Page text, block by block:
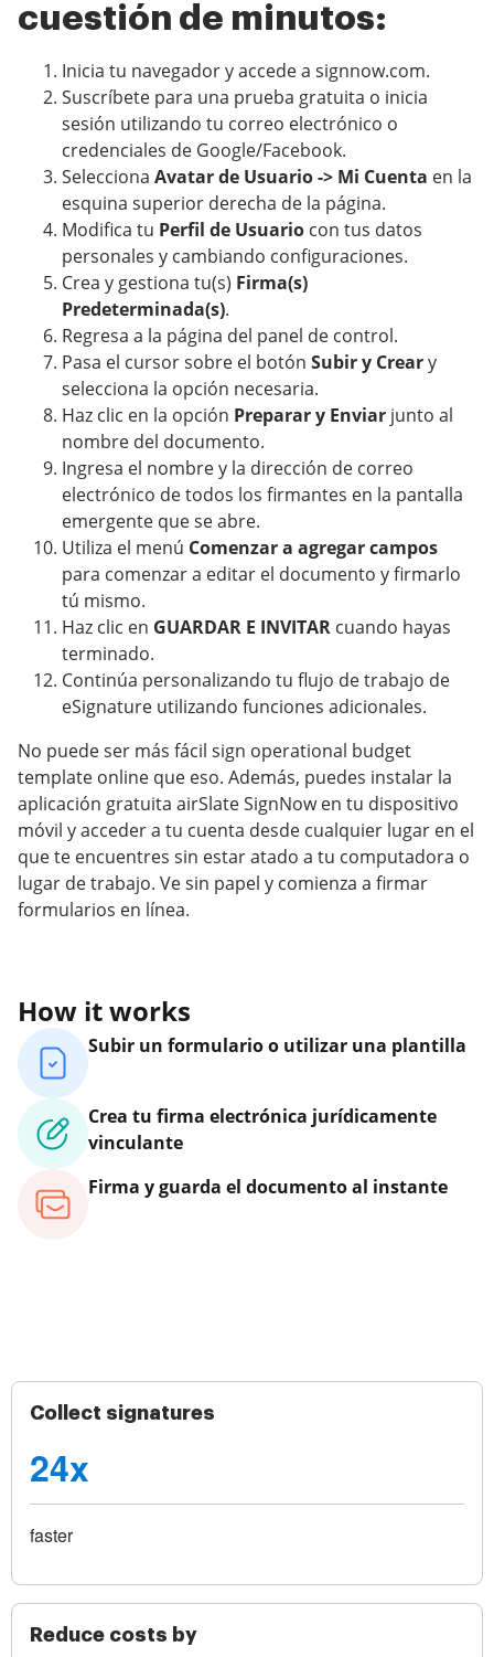
cuestión de minutos:
Inicia tu navegador y accede a signnow.com.
Suscríbete para una prueba gratuita o inicia
sesión utilizando tu correo electrónico o
credenciales de Google/Facebook.
Selecciona Avatar de Usuario -> Mi Cuenta en la
esquina superior derecha de la página.
Modifica tu Perfil de Usuario con tus datos
personales y cambiando configuraciones.
Crea y gestiona tu(s) Firma(s)
Predeterminada(s).
Regresa a la página del panel de control.
Pasa el cursor sobre el botón Subir y Creary
selecciona la opción necesaria.
Haz clic en la opción Preparar y Enviar junto al
nombre del documento.
Ingresa el nombre y la dirección de correo
electrónico de todos los firmantes en la pantalla
emergente que se abre.
Utiliza el menú Comenzar a agregar campos
para comenzar a editar el documento y firmarlo
tú mismo.
Haz clic en GUARDAR E INVITAR cuando hayas
terminado.
Continúa personalizando tu flujo de trabajo de
eSignature utilizando funciones adicionales.
No puede ser más fácil sign operational budget
template online que eso. Además, puedes instalar la
aplicación gratuita airSlate SignNow en tu dispositivo
móvil y acceder a tu cuenta desde cualquier lugar en el
que te encuentres sin estar atado a tu computadora o
lugar de trabajo. Ve sin papel y comienza a firmar
formularios en línea.
How it works
Subir un formulario o utilizar una plantilla
Crea tu firma electrónica jurídicamente
vinculante
Firma y guarda el documento al instante
Collect signatures
24x
faster
Reduce costs by